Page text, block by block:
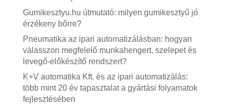
Gumikesztyu.hu útmutató: milyen gumikesztyű jó
érzékeny bőrre?
Pneumatika az ipari automatizálásban: hogyan
válasszon megfelelő munkahengert, szelepet és
levegő-előkészítő rendszert?
K+V automatika Kft. és az ipari automatizálás:
több mint 20 év tapasztalat a gyártási folyamatok
fejlesztésében